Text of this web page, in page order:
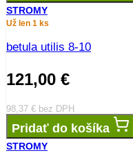
STROMY
Už len 1 ks
betula utilis 8-10
121,00 €
98,37 € bez DPH
Pridať do košíka
STROMY